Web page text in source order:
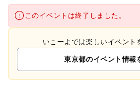
このイベントは終了しました。
いこーよでは楽しいイベント
東京都のイベント情報